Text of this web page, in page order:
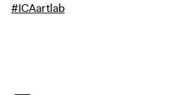
#ICAartlab